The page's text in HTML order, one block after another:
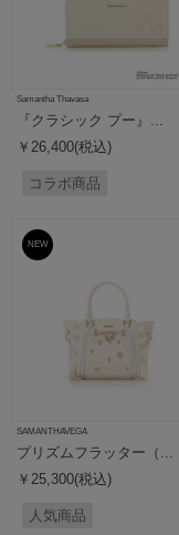
Samantha Thavasa
『クラシック プー』...
￥26,400(税込)
コラボ商品
NEW
SAMANTHAVEGA
プリズムフラッター（...
￥25,300(税込)
人気商品